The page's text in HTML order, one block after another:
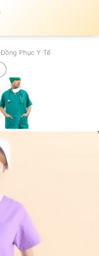
Đồng Phục Y Tế